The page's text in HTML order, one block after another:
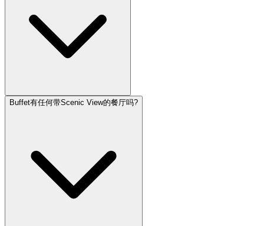
Buffet有任何带Scenic View的餐厅吗?